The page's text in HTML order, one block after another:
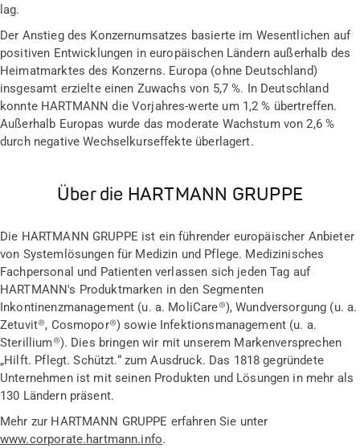
lag.
Der Anstieg des Konzernumsatzes basierte im Wesentlichen auf
positiven Entwicklungen in europäischen Ländern außerhalb des
Heimatmarktes des Konzerns. Europa (ohne Deutschland)
insgesamt erzielte einen Zuwachs von 5,7 %. In Deutschland
konnte HARTMANN die Vorjahres-werte um 1,2 % übertreffen.
Außerhalb Europas wurde das moderate Wachstum von 2,6 %
durch negative Wechselkurseffekte überlagert.
Über die HARTMANN GRUPPE
Die HARTMANN GRUPPE ist ein führender europäischer Anbieter
von Systemlösungen für Medizin und Pflege. Medizinisches
Fachpersonal und Patienten verlassen sich jeden Tag auf
HARTMANN's Produktmarken in den Segmenten
Inkontinenzmanagement (u. a. MoliCare®), Wundversorgung (u. a.
Zetuvit®, Cosmopor®) sowie Infektionsmanagement (u. a.
Sterillium®). Dies bringen wir mit unserem Markenversprechen
„Hilft. Pflegt. Schützt.“ zum Ausdruck. Das 1818 gegründete
Unternehmen ist mit seinen Produkten und Lösungen in mehr als
130 Ländern präsent.
Mehr zur HARTMANN GRUPPE erfahren Sie unter
www.corporate.hartmann.info.